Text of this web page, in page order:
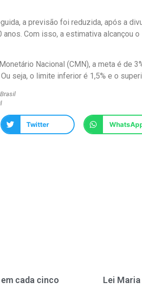
a previsão foi reduzida, após a
anos. Com isso, a estimativa alcançou
Nacional (CMN), a meta é de
seja, o limite inferior é 1,5% e o
Twitter
cada cinco
Lei